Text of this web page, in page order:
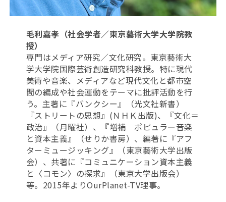
毛利嘉孝（社会学者／東京藝術大学大学院教
授）
専門はメディア研究／文化研究。東京藝術大
学大学院国際芸術創造研究科教授。特に現代
美術や音楽、メディアなど現代文化と都市空
間の編成や社会運動をテーマに批評活動を行
う。主著に『バンクシー』（光文社新書）
『ストリートの思想』(ＮＨＫ出版)、『文化＝
政治』（月曜社）、『増補 ポピュラー音楽
と資本主義』（せりか書房）、編著に『アフ
ターミュージッキング』（東京藝術大学出版
会）、共著に『コミュニケーション資本主義
と〈コモン〉の探求』（東京大学出版会）
等。2015年よりOurPlanet-TV理事。